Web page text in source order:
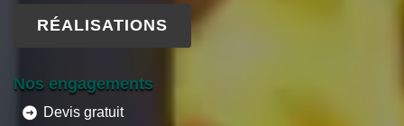
RÉALISATIONS
Nos engagements
Devis gratuit